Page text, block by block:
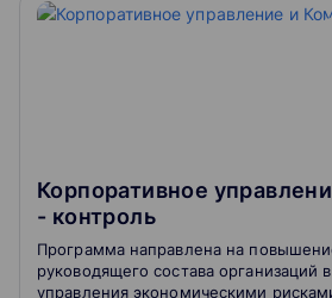
Корпоративное
- контроль
Программа направлена на
руководящего состава организаций
управления экономическими